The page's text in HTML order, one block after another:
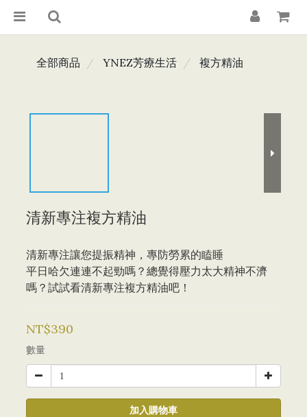
全部商品 YNEZ芳療生活 複方精油
清新專注複方精油
清新專注讓您提振精神，專防勞累的瞌睡
平日哈欠連連不起勁嗎？總覺得壓力太大精神不濟
嗎？試試看清新專注複方精油吧！
NT$390
數量
加入購物車